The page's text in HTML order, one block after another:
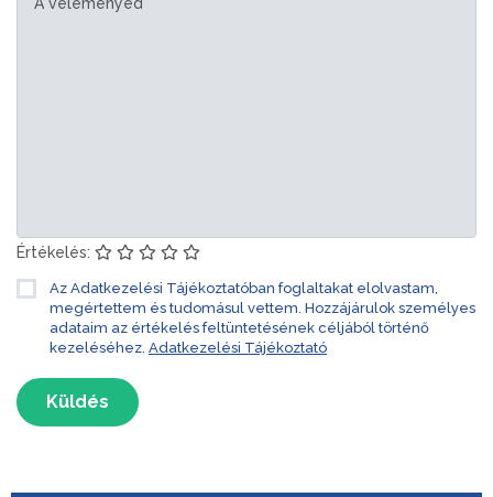
Értékelés:
Az Adatkezelési Tájékoztatóban foglaltakat elolvastam,
megértettem és tudomásul vettem. Hozzájárulok személyes
adataim az értékelés feltüntetésének céljából történő
kezeléséhez. Adatkezelési Tájékoztató
Küldés